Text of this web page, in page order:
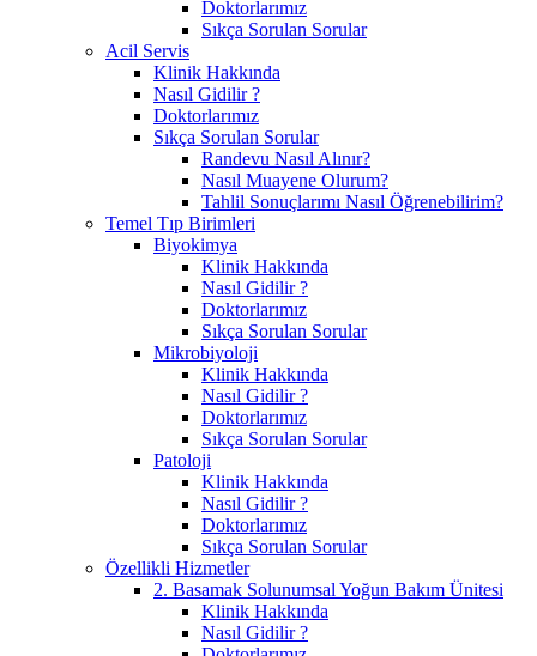
Doktorlarımız
Sıkça Sorulan Sorular
Acil Servis
Klinik Hakkında
Nasıl Gidilir ?
Doktorlarımız
Sıkça Sorulan Sorular
Randevu Nasıl Alınır?
Nasıl Muayene Olurum?
Tahlil Sonuçlarımı Nasıl Öğrenebilirim?
Temel Tıp Birimleri
Biyokimya
Klinik Hakkında
Nasıl Gidilir ?
Doktorlarımız
Sıkça Sorulan Sorular
Mikrobiyoloji
Klinik Hakkında
Nasıl Gidilir ?
Doktorlarımız
Sıkça Sorulan Sorular
Patoloji
Klinik Hakkında
Nasıl Gidilir ?
Doktorlarımız
Sıkça Sorulan Sorular
Özellikli Hizmetler
2. Basamak Solunumsal Yoğun Bakım Ünitesi
Klinik Hakkında
Nasıl Gidilir ?